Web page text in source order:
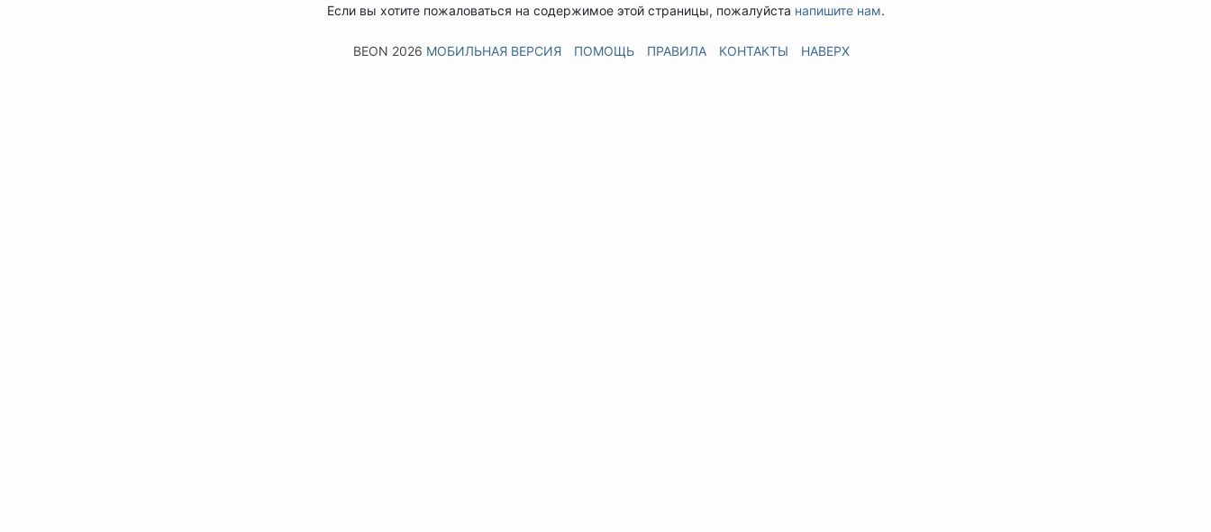
Если вы хотите пожаловаться на содержимое этой страницы, пожалуйста напишите нам.
BEON 2026 МОБИЛЬНАЯ ВЕРСИЯ ПОМОЩЬ ПРАВИЛА КОНТАКТЫ НАВЕРХ